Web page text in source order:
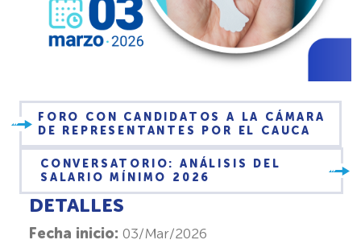
FORO CON CANDIDATOS A LA CÁMARA
DE REPRESENTANTES POR EL CAUCA
CONVERSATORIO: ANÁLISIS DEL
SALARIO MÍNIMO 2026
DETALLES
Fecha inicio: 03/Mar/2026